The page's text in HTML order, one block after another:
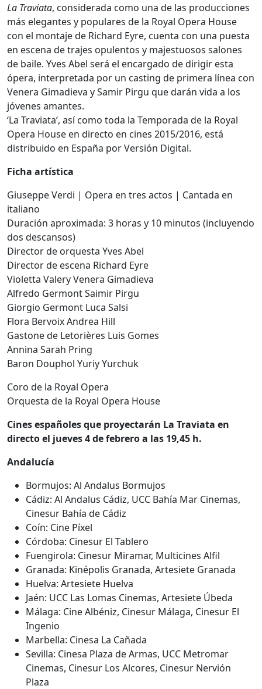
La Traviata, considerada como una de las producciones
más elegantes y populares de la Royal Opera House
con el montaje de Richard Eyre, cuenta con una puesta
en escena de trajes opulentos y majestuosos salones
de baile. Yves Abel será el encargado de dirigir esta
ópera, interpretada por un casting de primera línea con
Venera Gimadieva y Samir Pirgu que darán vida a los
jóvenes amantes.
‘La Traviata’, así como toda la Temporada de la Royal
Opera House en directo en cines 2015/2016, está
distribuido en España por Versión Digital.
Ficha artística
Giuseppe Verdi | Opera en tres actos | Cantada en
italiano
Duración aproximada: 3 horas y 10 minutos (incluyendo
dos descansos)
Director de orquesta Yves Abel
Director de escena Richard Eyre
Violetta Valery Venera Gimadieva
Alfredo Germont Saimir Pirgu
Giorgio Germont Luca Salsi
Flora Bervoix Andrea Hill
Gastone de Letorières Luis Gomes
Annina Sarah Pring
Baron Douphol Yuriy Yurchuk
Coro de la Royal Opera
Orquesta de la Royal Opera House
Cines españoles que proyectarán La Traviata en
directo el jueves 4 de febrero a las 19,45 h.
Andalucía
Bormujos: Al Andalus Bormujos
Cádiz: Al Andalus Cádiz, UCC Bahía Mar Cinemas,
Cinesur Bahía de Cádiz
Coín: Cine Píxel
Córdoba: Cinesur El Tablero
Fuengirola: Cinesur Miramar, Multicines Alfil
Granada: Kinépolis Granada, Artesiete Granada
Huelva: Artesiete Huelva
Jaén: UCC Las Lomas Cinemas, Artesiete Úbeda
Málaga: Cine Albéniz, Cinesur Málaga, Cinesur El
Ingenio
Marbella: Cinesa La Cañada
Sevilla: Cinesa Plaza de Armas, UCC Metromar
Cinemas, Cinesur Los Alcores, Cinesur Nervión
Plaza